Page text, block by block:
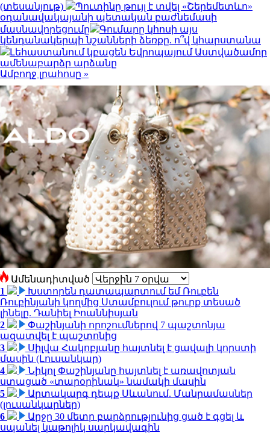
(տեսանյութ)
Պուտինը թույլ է տվել «Շերեմետևո»
օդանավակայանի պետական բաժնեմասի
մասնավորեցումը
Գումարը կհոսի այս
կենդանակերպի նշանների ձեռքը. ո՞վ կհարստանա
Լեհաստանում կբացեն Եվրոպայում Աստվածամոր
ամենաբարձր արձանը
Ամբողջ լրահոսը »
Ամենադիտված
1
Խստորեն դատապարտում եմ Ռուբեն
Ռուբինյանի կողմից Ստամբուլում թուրք տեսած
լինելը. Դանիել Իոաննիսյան
2
Փաշինյանի որոշումներով 7 պաշտոնյա
ազատվել է պաշտոնից
3
Սիլվա Հակոբյանը հայտնել է ցավալի կորստի
մասին (Լուսանկար)
4
Նիկոլ Փաշինյանը հայտնել է առավոտյան
ստացած «տարօրինակ» նամակի մասին
5
Արտակարգ դեպք Սևանում. Մանրամասներ
(լուսանկարներ)
6
Արջը 30 մետր բարձրությունից ցած է գցել և
սպանել կաթոլիկ սարկավագին